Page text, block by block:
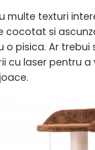
multe texturi
cocotat si
o pisica. Ar trebui
cu laser pentru a